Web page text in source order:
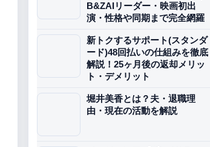
B&ZAIリーダー・映画初出
演・性格や同期まで完全網羅
新トクするサポート(スタンダ
ード)48回払いの仕組みを徹底
解説！25ヶ月後の返却メリッ
ト・デメリット
堀井美香とは？夫・退職理
由・現在の活動を解説